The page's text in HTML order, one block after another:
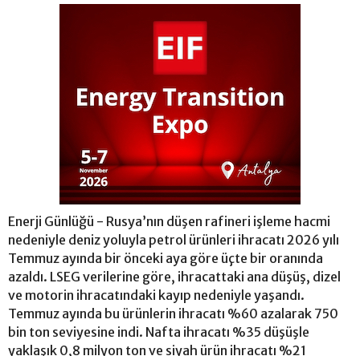
Enerji Günlüğü - Rusya’nın düşen rafineri işleme hacmi
nedeniyle deniz yoluyla petrol ürünleri ihracatı 2026 yılı
Temmuz ayında bir önceki aya göre üçte bir oranında
azaldı. LSEG verilerine göre, ihracattaki ana düşüş, dizel
ve motorin ihracatındaki kayıp nedeniyle yaşandı.
Temmuz ayında bu ürünlerin ihracatı %60 azalarak 750
bin ton seviyesine indi. Nafta ihracatı %35 düşüşle
yaklaşık 0,8 milyon ton ve siyah ürün ihracatı %21